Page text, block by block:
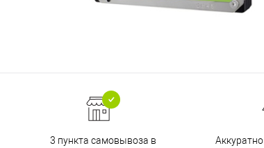
3 пункта самовывоза в